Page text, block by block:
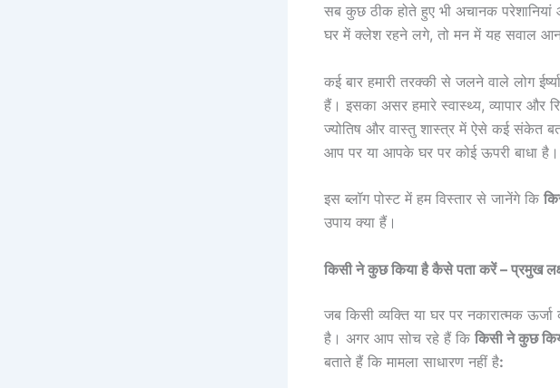
सब कुछ ठीक होते हुए भी अचानक
घर में क्लेश रहने लगे, तो मन में यह सवाल
कई बार हमारी तरक्की से जलने वाले लोग
हैं। इसका असर हमारे स्वास्थ्य, व्यापार और
ज्योतिष और वास्तु शास्त्र में ऐसे कई संकेत
आप पर या आपके घर पर कोई ऊपरी बाधा है।
इस ब्लॉग पोस्ट में हम विस्तार से जानेंगे कि
उपाय क्या हैं।
किसी ने कुछ किया है कैसे पता करें – प्रमुख
जब किसी व्यक्ति या घर पर नकारात्मक
है। अगर आप सोच रहे हैं कि किसी ने कुछ
बताते हैं कि मामला साधारण नहीं है: